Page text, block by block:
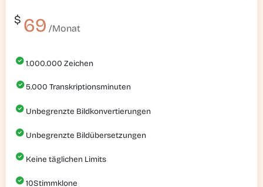
$ 69 /Monat
1.000.000 Zeichen
5.000 Transkriptionsminuten
Unbegrenzte Bildkonvertierungen
Unbegrenzte Bildübersetzungen
Keine täglichen Limits
10Stimmklone